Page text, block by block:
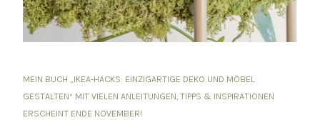
MEIN BUCH „IKEA-HACKS: EINZIGARTIGE DEKO UND MÖBEL
GESTALTEN“ MIT VIELEN ANLEITUNGEN, TIPPS & INSPIRATIONEN
ERSCHEINT ENDE NOVEMBER!